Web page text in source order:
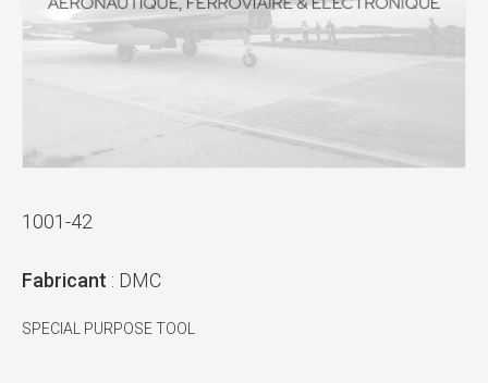
1001-42
Fabricant : DMC
SPECIAL PURPOSE TOOL